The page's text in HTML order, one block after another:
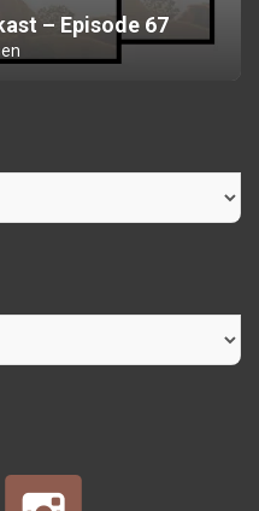
– Episode 67